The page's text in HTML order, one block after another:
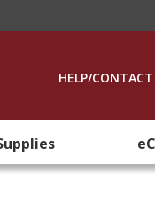
HELP/CONTACT